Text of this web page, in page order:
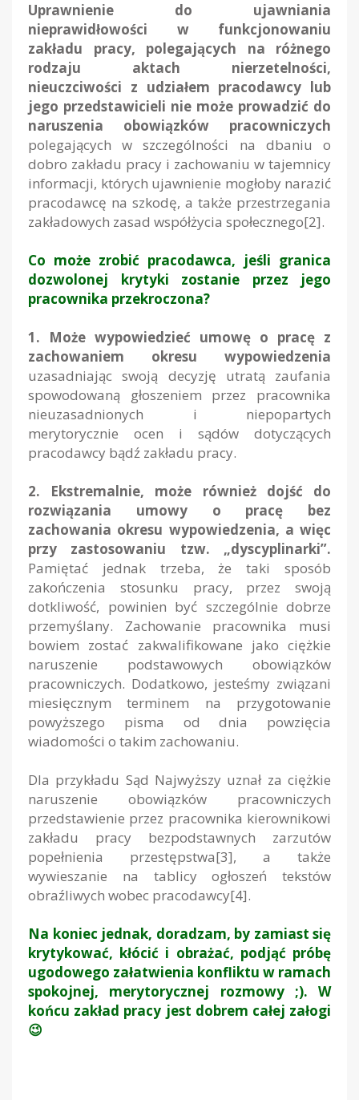
Uprawnienie do ujawniania
nieprawidłowości w funkcjonowaniu
zakładu pracy, polegających na różnego
rodzaju aktach nierzetelności,
nieuczciwości z udziałem pracodawcy lub
jego przedstawicieli nie może prowadzić do
naruszenia obowiązków pracowniczych
polegających w szczególności na dbaniu o
dobro zakładu pracy i zachowaniu w tajemnicy
informacji, których ujawnienie mogłoby narazić
pracodawcę na szkodę, a także przestrzegania
zakładowych zasad współżycia społecznego[2].
Co może zrobić pracodawca, jeśli granica
dozwolonej krytyki zostanie przez jego
pracownika przekroczona?
1. Może wypowiedzieć umowę o pracę z
zachowaniem okresu wypowiedzenia
uzasadniając swoją decyzję utratą zaufania
spowodowaną głoszeniem przez pracownika
nieuzasadnionych i niepopartych
merytorycznie ocen i sądów dotyczących
pracodawcy bądź zakładu pracy.
2. Ekstremalnie, może również dojść do
rozwiązania umowy o pracę bez
zachowania okresu wypowiedzenia, a więc
przy zastosowaniu tzw. „dyscyplinarki”.
Pamiętać jednak trzeba, że taki sposób
zakończenia stosunku pracy, przez swoją
dotkliwość, powinien być szczególnie dobrze
przemyślany. Zachowanie pracownika musi
bowiem zostać zakwalifikowane jako ciężkie
naruszenie podstawowych obowiązków
pracowniczych. Dodatkowo, jesteśmy związani
miesięcznym terminem na przygotowanie
powyższego pisma od dnia powzięcia
wiadomości o takim zachowaniu.
Dla przykładu Sąd Najwyższy uznał za ciężkie
naruszenie obowiązków pracowniczych
przedstawienie przez pracownika kierownikowi
zakładu pracy bezpodstawnych zarzutów
popełnienia przestępstwa[3], a także
wywieszanie na tablicy ogłoszeń tekstów
obraźliwych wobec pracodawcy[4].
Na koniec jednak, doradzam, by zamiast się
krytykować, kłócić i obrażać, podjąć próbę
ugodowego załatwienia konfliktu w ramach
spokojnej, merytorycznej rozmowy ;). W
końcu zakład pracy jest dobrem całej załogi
😉